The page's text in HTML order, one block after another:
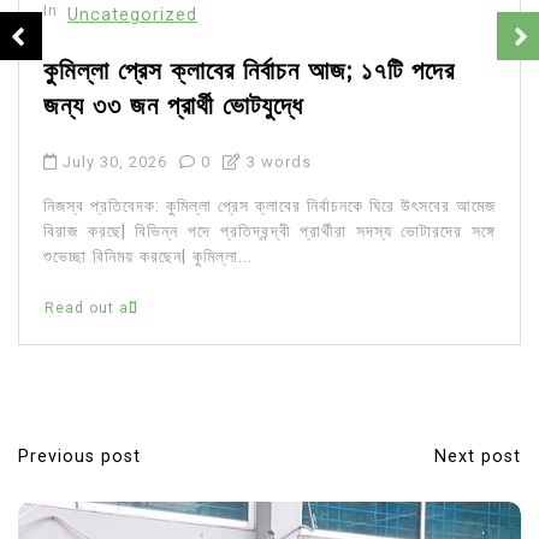
In Uncategorized
কুমিল্লা প্রেস ক্লাবের নির্বাচন আজ; ১৭টি পদের
জন্য ৩৩ জন প্রার্থী ভোটযুদ্ধে
July 30, 2026 0 3 words
নিজস্ব প্রতিবেদক: কুমিল্লা প্রেস ক্লাবের নির্বাচনকে ঘিরে উৎসবের আমেজ
বিরাজ করছে| বিভিন্ন পদে প্রতিদ্বন্দ্বী প্রার্থীরা সদস্য ভোটারদের সঙ্গে
শুভেচ্ছা বিনিময় করছেন| কুমিল্লা...
Read out all
P
o
Previous post Next post